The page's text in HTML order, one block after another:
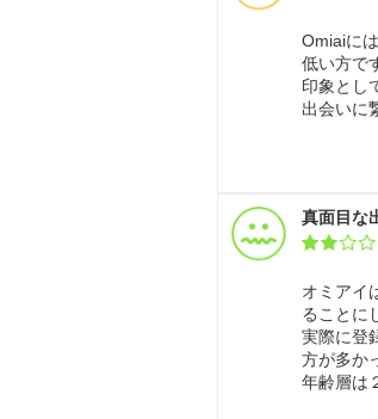
Omiaiに
低い方で
印象とし
出会いに
真面目な
オミアイ
ることに
実際に登
方が多か
年齢層は